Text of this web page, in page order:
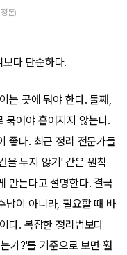
돈)
다 단순하다.
는 곳에 둬야 한다. 둘째,
묶어야 흩어지지 않는다.
좋다. 최근 정리 전문가들
을 두지 않기' 같은 원칙
만든다고 설명한다. 결국
납이 아니라, 필요할 때 바
다. 복잡한 정리법보다
가?'를 기준으로 보면 훨